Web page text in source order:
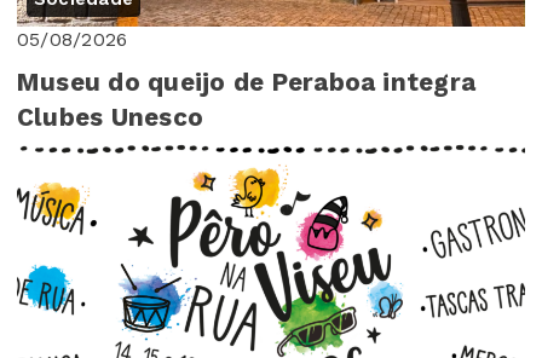
05/08/2026
Museu do queijo de Peraboa integra
Clubes Unesco